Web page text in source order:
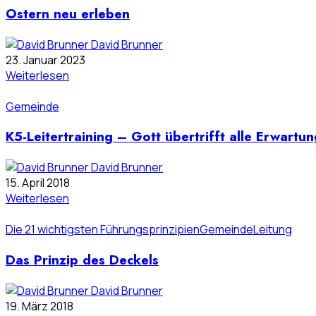
Ostern neu erleben
David Brunner
23. Januar 2023
Weiterlesen
Gemeinde
K5-Leitertraining – Gott übertrifft alle
David Brunner
15. April 2018
Weiterlesen
Die 21 wichtigsten FührungsprinzipienGemeindeLeitung
Das Prinzip des Deckels
David Brunner
19. März 2018